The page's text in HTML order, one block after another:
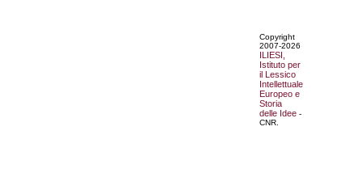
Copyright
2007-2026
ILIESI,
Istituto per
il Lessico
Intellettuale
Europeo e
Storia
delle Idee -
CNR.